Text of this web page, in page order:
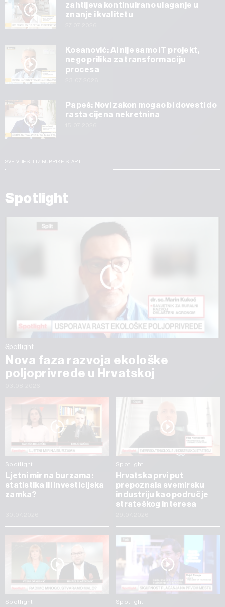
zahtijeva kontinuirano ulaganje u
znanje i kvalitetu
Kosanović: AI nije samo IT projekt,
nego prilika za transformaciju
procesa
Papeš: Novi zakon mogao bi dovesti do
rasta cijena nekretnina
SVE VIJESTI IZ RUBRIKE START
Spotlight
Spotlight
Nova faza razvoja ekološke
poljoprivrede u Hrvatskoj
Spotlight
Ljetni mir na burzama:
statistika ili investicijska
zamka?
Spotlight
Hrvatska prvi put
prepoznala svemirsku
industriju kao područje
strateškog interesa
Spotlight Spotlight